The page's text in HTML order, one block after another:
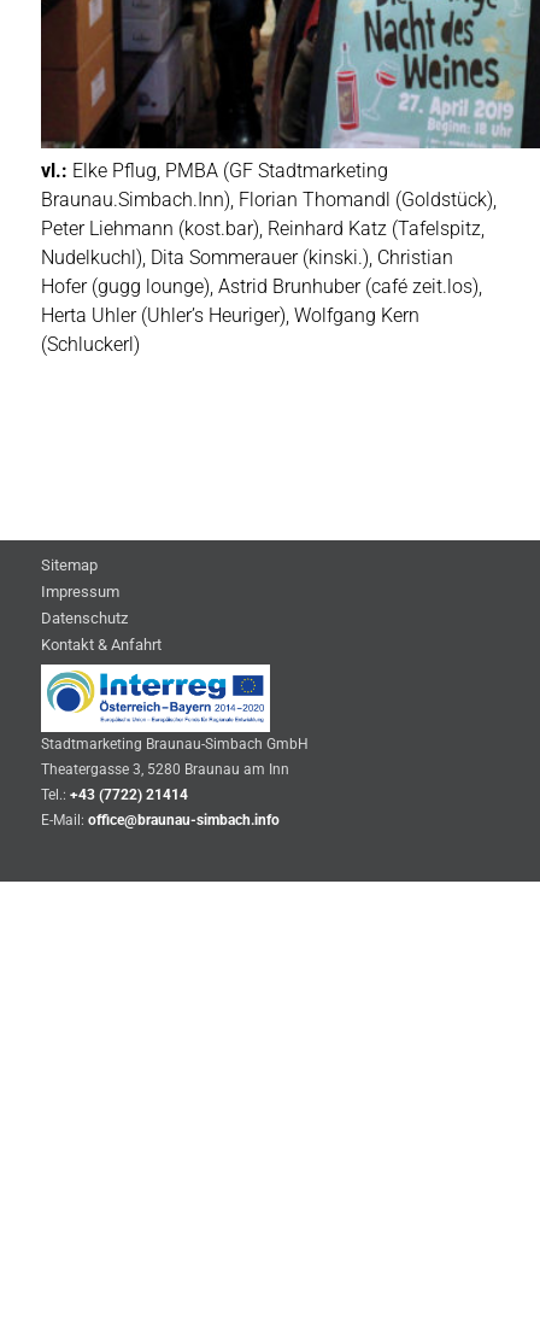
vl.: Elke Pflug, PMBA (GF Stadtmarketing
Braunau.Simbach.Inn), Florian Thomandl (Goldstück),
Peter Liehmann (kost.bar), Reinhard Katz (Tafelspitz,
Nudelkuchl), Dita Sommerauer (kinski.), Christian
Hofer (gugg lounge), Astrid Brunhuber (café zeit.los),
Herta Uhler (Uhler’s Heuriger), Wolfgang Kern
(Schluckerl)
Sitemap
Impressum
Datenschutz
Kontakt & Anfahrt
Stadtmarketing Braunau-Simbach GmbH
Theatergasse 3, 5280 Braunau am Inn
Tel.: +43 (7722) 21414
E-Mail: office@braunau-simbach.info